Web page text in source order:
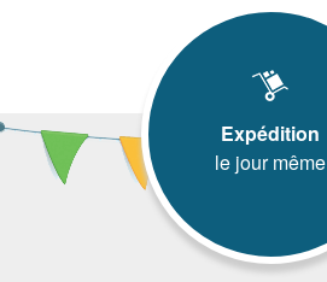
Expédition
le jour même